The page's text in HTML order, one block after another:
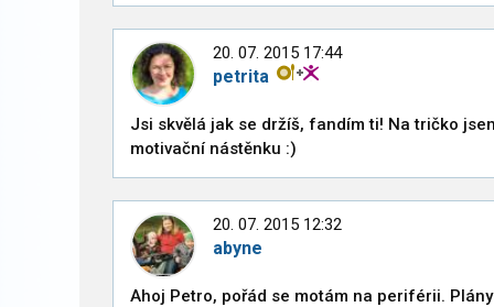
20. 07. 2015 17:44
petrita
Jsi skvělá jak se držíš, fandím ti! Na tričko
motivační nástěnku :)
20. 07. 2015 12:32
abyne
Ahoj Petro, pořád se motám na periférii.